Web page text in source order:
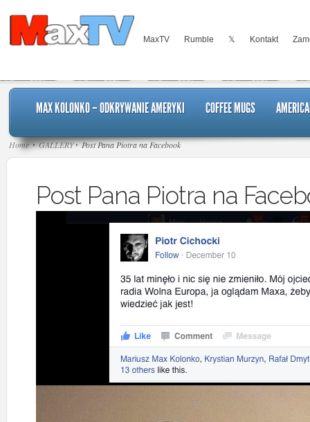
MaxTV Rumble 𝕏 Kontakt
MAX KOLONKO – ODKRYWANIE AMERYKI COFFEE MUGS
Home GALLERY Post Pana Piotra na Facebook
Post Pana Piotra na